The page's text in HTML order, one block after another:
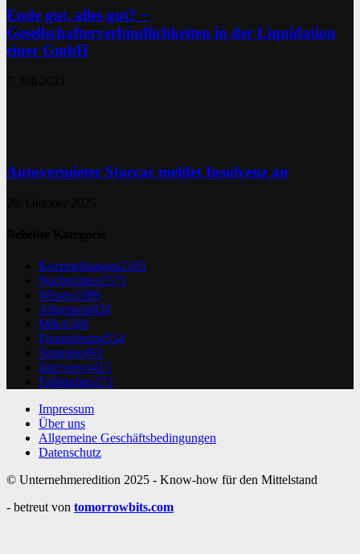
Ende gut, alles gut? −
Gesellschafterverbindlichkeiten in der Liquidation
einer GmbH
Autovermieter Starcar meldet Insolvenz an
Kurzmeldungen2105
Nachrichten1575
Wissen1089
Allgemein820
M&A569
Finanzierung534
Strategie493
Interviews415
Fallstudien371
Impressum
Über uns
Allgemeine Geschäftsbedingungen
Datenschutz
© Unternehmeredition 2025 - Know-how für den Mittelstand
- betreut von tomorrowbits.com